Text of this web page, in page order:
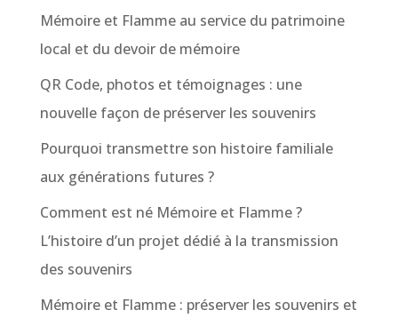
Mémoire et Flamme au service du patrimoine
local et du devoir de mémoire
QR Code, photos et témoignages : une
nouvelle façon de préserver les souvenirs
Pourquoi transmettre son histoire familiale
aux générations futures ?
Comment est né Mémoire et Flamme ?
L’histoire d’un projet dédié à la transmission
des souvenirs
Mémoire et Flamme : préserver les souvenirs et